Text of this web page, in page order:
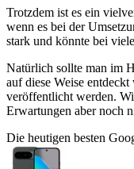
Trotzdem ist es ein
wenn es bei der
stark und könnte bei
Natürlich sollte man im
auf diese Weise
veröffentlicht werden.
Erwartungen aber noch
Die heutigen besten